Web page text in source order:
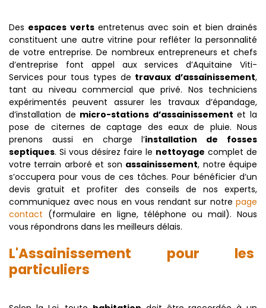
Des espaces vertsentretenus avec soin et bien drainés
constituent une autre vitrine pour refléter la personnalité
de votre entreprise. De nombreux entrepreneurs et chefs
d’entreprise font appel aux services d’Aquitaine Viti-
Services pour tous types de travaux d’assainissement,
tant au niveau commercial que privé. Nos techniciens
expérimentés peuvent assurer les travaux d’épandage,
d’installation de micro-stations d’assainissement et la
pose de citernes de captage des eaux de pluie. Nous
prenons aussi en charge l’installation de fosses
septiques. Si vous désirez faire le nettoyage complet de
votre terrain arboré et son assainissement, notre équipe
s’occupera pour vous de ces tâches. Pour bénéficier d’un
devis gratuit et profiter des conseils de nos experts,
communiquez avec nous en vous rendant sur notre page
contact (formulaire en ligne, téléphone ou mail). Nous
vous répondrons dans les meilleurs délais.
L'Assainissement pour les
particuliers